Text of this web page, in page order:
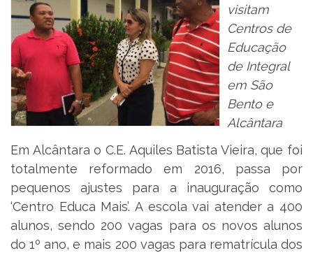
visitam
Centros de
Educação
de Integral
em São
Bento e
Alcântara
Em Alcântara o C.E. Aquiles Batista Vieira, que foi
totalmente reformado em 2016, passa por
pequenos ajustes para a inauguração como
‘Centro Educa Mais’. A escola vai atender a 400
alunos, sendo 200 vagas para os novos alunos
do 1º ano, e mais 200 vagas para rematrícula dos